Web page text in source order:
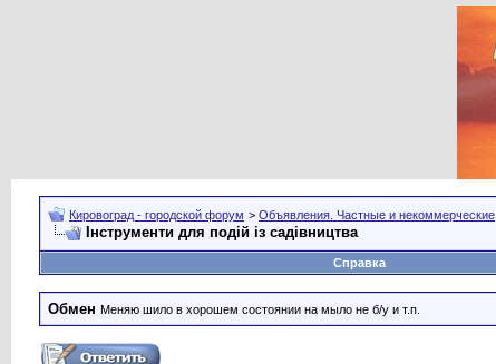
Кировоград - городской форум > Объявления. Частные и некоммерческие
Інструменти для подій із садівництва
Справка
Обмен Меняю шило в хорошем состоянии на мыло не б/у и т.п.